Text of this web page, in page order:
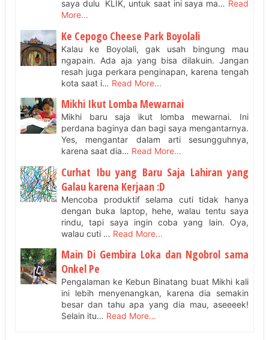
saya dulu KLIK, untuk saat ini saya ma… Read
More...
Ke Cepogo Cheese Park Boyolali
Kalau ke Boyolali, gak usah bingung mau
ngapain. Ada aja yang bisa dilakuin. Jangan
resah juga perkara penginapan, karena tengah
kota saat i… Read More...
Mikhi Ikut Lomba Mewarnai
Mikhi baru saja ikut lomba mewarnai. Ini
perdana baginya dan bagi saya mengantarnya.
Yes, mengantar dalam arti sesungguhnya,
karena saat dia… Read More...
Curhat Ibu yang Baru Saja Lahiran yang
Galau karena Kerjaan :D
Mencoba produktif selama cuti tidak hanya
dengan buka laptop, hehe, walau tentu saya
rindu, tapi saya ingin coba yang lain. Oya,
walau cuti … Read More...
Main Di Gembira Loka dan Ngobrol sama
Onkel Pe
Pengalaman ke Kebun Binatang buat Mikhi kali
ini lebih menyenangkan, karena dia semakin
besar dan tahu apa yang dia mau, aseeeek!
Selain itu… Read More...